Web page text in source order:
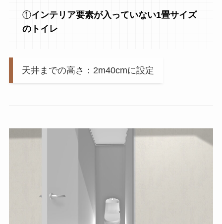
①インテリア要素が入っていない1畳サイズ
のトイレ
天井までの高さ：2m40cmに設定